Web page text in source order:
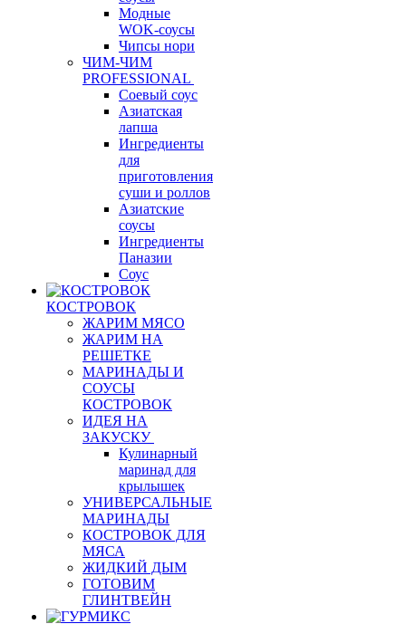
Модные
WOK-соусы
Чипсы нори
ЧИМ-ЧИМ
PROFESSIONAL
Соевый соус
Азиатская
лапша
Ингредиенты
для
приготовления
суши и роллов
Азиатские
соусы
Ингредиенты
Паназии
Соус
КОСТРОВОК
ЖАРИМ МЯСО
ЖАРИМ НА
РЕШЕТКЕ
МАРИНАДЫ И
СОУСЫ
КОСТРОВОК
ИДЕЯ НА
ЗАКУСКУ
Кулинарный
маринад для
крылышек
УНИВЕРСАЛЬНЫЕ
МАРИНАДЫ
КОСТРОВОК ДЛЯ
МЯСА
ЖИДКИЙ ДЫМ
ГОТОВИМ
ГЛИНТВЕЙН